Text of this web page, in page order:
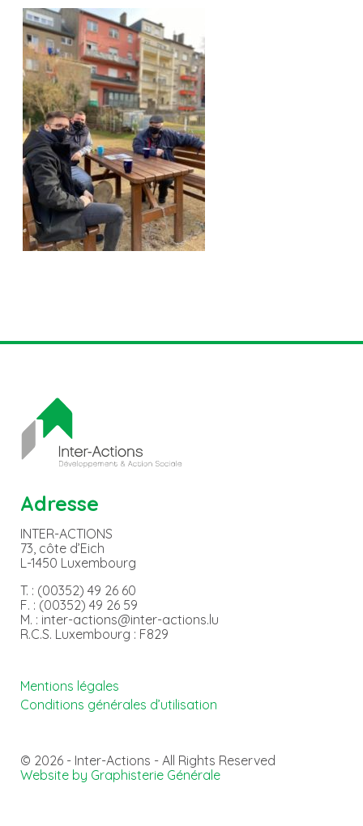
Adresse
INTER-ACTIONS
73, côte d’Eich
L-1450 Luxembourg
T. : (00352) 49 26 60
F. : (00352) 49 26 59
M. : inter-actions@inter-actions.lu
R.C.S. Luxembourg : F829
Mentions légales
Conditions générales d’utilisation
© 2026 - Inter-Actions - All Rights Reserved
Website by Graphisterie Générale